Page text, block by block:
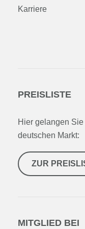
Karriere
PREISLISTE
Hier gelangen
deutschen Markt:
ZUR
MITGLIED BEI